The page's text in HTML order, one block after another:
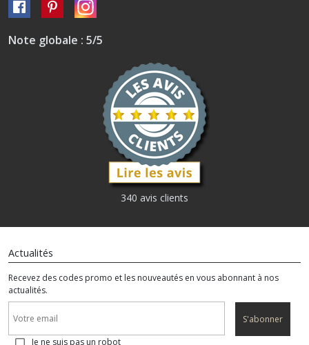
Note globale : 5/5
340 avis clients
Actualités
Recevez des codes promo et les nouveautés en vous abonnant à nos
actualités.
S'abonner
Je ne suis pas un robot